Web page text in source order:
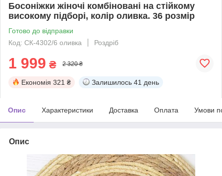
Босоніжки жіночі комбіновані на стійкому
високому підборі, колір оливка. 36 розмір
Готово до відправки
Код: СК-4302/6 оливка
Роздріб
1 999 ₴ 2 320 ₴
Економія 321 ₴ Залишилось 41 день
Опис Характеристики Доставка Оплата Умови
Опис